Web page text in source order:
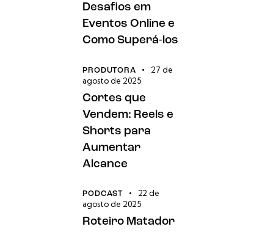
Desafios em
Eventos Online e
Como Superá-los
PRODUTORA
27 de
agosto de 2025
Cortes que
Vendem: Reels e
Shorts para
Aumentar
Alcance
PODCAST
22 de
agosto de 2025
Roteiro Matador